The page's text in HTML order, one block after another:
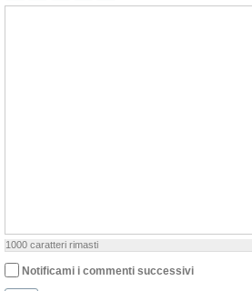
1000 caratteri rimasti
Notificami i commenti successivi